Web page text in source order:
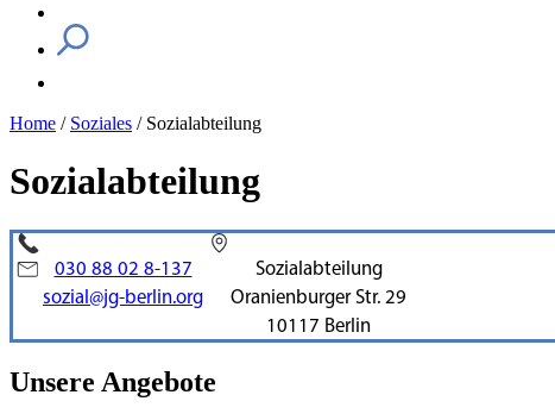
Home / Soziales / Sozialabteilung
Sozialabteilung
030 88 02 8-137
sozial@jg-berlin.org
Sozialabteilung
Oranienburger Str. 29
10117 Berlin
Unsere Angebote